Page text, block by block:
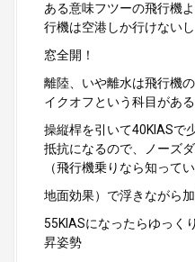
ある意味フツーの飛行機
行機は空港しか行けないし
窓全開！
離陸、いや離水は飛行機
イクオフという科目があ
操縦桿を引いて40KIASで
抵抗になるので、ノーズ
（飛行機乗りなら知って
地面効果）で浮きながら
55KIASになったらゆっく
昇姿勢